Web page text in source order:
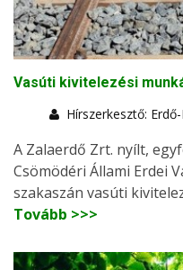
Vasúti kivitelezési
Hírszerkesztő:
A Zalaerdő Zrt. nyílt,
Csömödéri Állami Erdei
szakaszán vasúti
Tovább >>>